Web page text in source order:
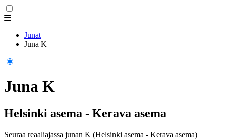
Junat
Juna K
Juna K
Helsinki asema - Kerava asema
Seuraa reaaliajassa junan K (Helsinki asema - Kerava asema)